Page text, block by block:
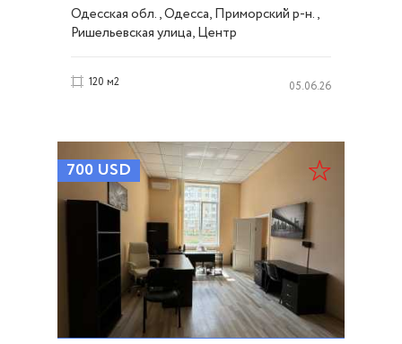
Одесская обл., Одесса, Приморский р-н.,
Ришельевская улица, Центр
120 м2 05.06.26
700 USD